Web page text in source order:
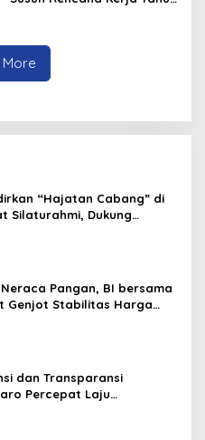
More
“Hajatan Cabang” di
Silaturahmi, Dukung
Pangan, BI bersama
Genjot Stabilitas Harga
dan Transparansi
Percepat Laju